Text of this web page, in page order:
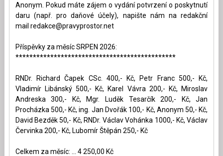
Anonym. Pokud máte zájem o vydání potvrzení o poskytnutí
daru (např. pro daňové účely), napište nám na redakční
mail redakce@pravyprostor.net
Příspěvky za měsíc SRPEN 2026:
**********************************************
RNDr. Richard Čapek CSc. 400,- Kč, Petr Franc 500,- Kč,
Vladimír Libánský 500,- Kč, Karel Vávra 200,- Kč, Miroslav
Andreska 300,- Kč, Mgr. Luděk Tesarčík 200,- Kč, Jan
Procházka 500,- Kč, ing. Jan Dvořák 100,- Kč, Anonym 50,- Kč,
David Bezděk 50,- Kč, RNDr. Václav Vohánka 1000,- Kč, Václav
Červinka 200,- Kč, Lubomír Štěpán 250,- Kč
Celkem za měsíc: ... 4 250,00 Kč